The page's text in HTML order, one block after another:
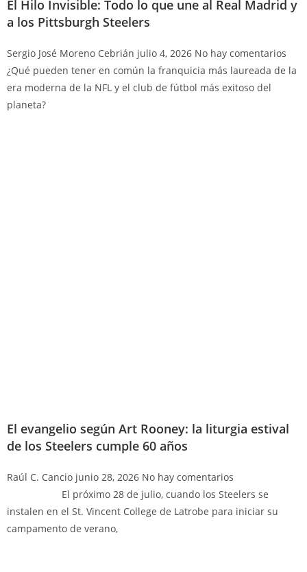
El Hilo Invisible: Todo lo que une al Real Madrid y
a los Pittsburgh Steelers
Sergio José Moreno Cebrián julio 4, 2026 No hay comentarios
¿Qué pueden tener en común la franquicia más laureada de la
era moderna de la NFL y el club de fútbol más exitoso del
planeta?
El evangelio según Art Rooney: la liturgia estival
de los Steelers cumple 60 años
Raúl C. Cancio junio 28, 2026 No hay comentarios
El próximo 28 de julio, cuando los Steelers se
instalen en el St. Vincent College de Latrobe para iniciar su
campamento de verano,